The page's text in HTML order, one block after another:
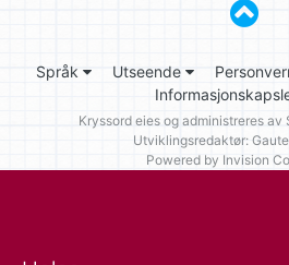
Språk Utseende
Kryssord eies og administreres av
Utviklingsredaktør:
Powered by Invision